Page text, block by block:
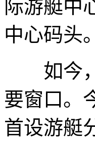
际游艇中
中心码头
如今，
要窗口。
首设游艇